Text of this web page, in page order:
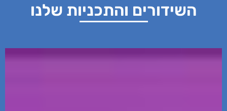
השידורים והתכניות שלנו